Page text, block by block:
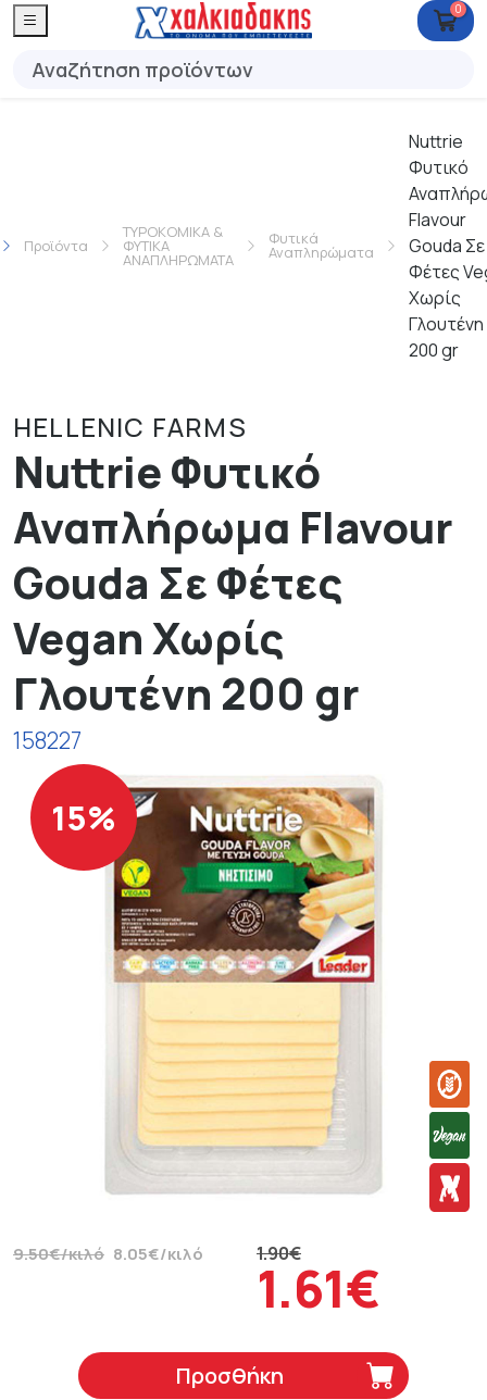
0
Προϊόντα
ΤΥΡΟΚΟΜΙΚΑ &
ΦΥΤΙΚΑ
ΑΝΑΠΛΗΡΩΜΑΤΑ
Φυτικά
Αναπληρώματα
Nuttrie
Φυτικό
Flavour
Gouda Σε
Φέτες
Χωρίς
Γλουτένη
200 gr
HELLENIC FARMS
Nuttrie Φυτικό
Αναπλήρωμα Flavour
Gouda Σε Φέτες
Vegan Χωρίς
Γλουτένη 200 gr
158227
15%
9.50€/κιλό 8.05€/κιλό 1.90€
1.61€
Προσθήκη